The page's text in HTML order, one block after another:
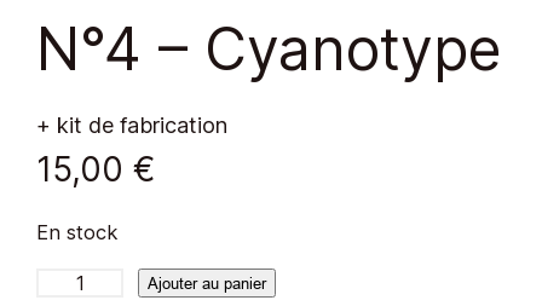
N°4 – Cyanotype
+ kit de fabrication
15,00€
En stock
Ajouter au panier